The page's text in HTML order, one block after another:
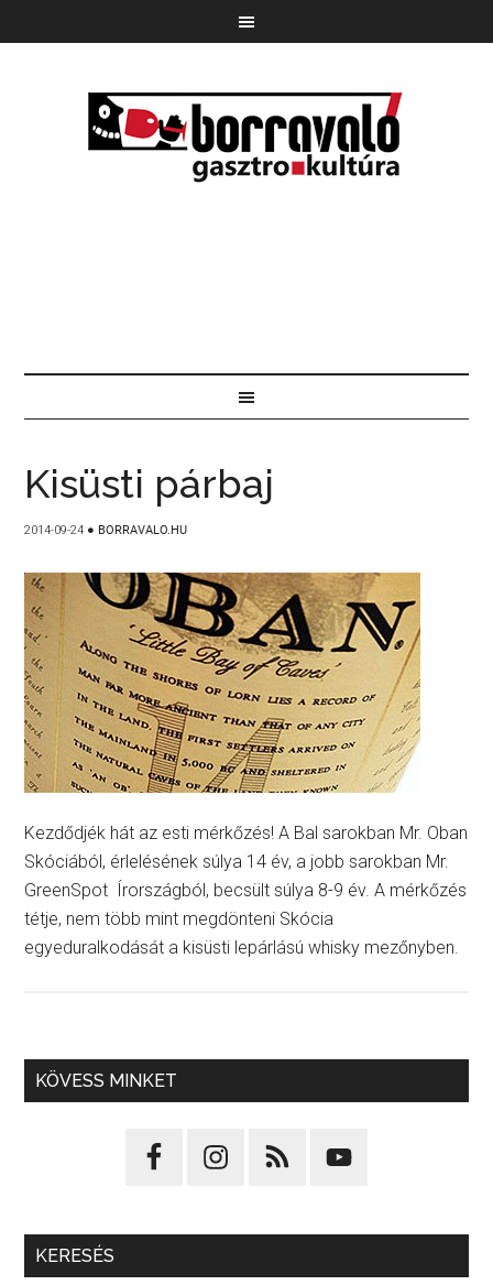
Kisüsti párbaj
2014-09-24 ● BORRAVALO.HU
Kezdődjék hát az esti mérkőzés! A Bal sarokban Mr. Oban
Skóciából, érlelésének súlya 14 év, a jobb sarokban Mr.
GreenSpot Írországból, becsült súlya 8-9 év. A mérkőzés
tétje, nem több mint megdönteni Skócia
egyeduralkodását a kisüsti lepárlású whisky mezőnyben.
KÖVESS MINKET
KERESÉS